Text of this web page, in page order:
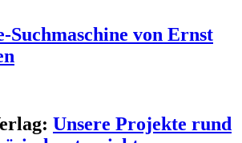
Suchmaschine von Ernst
Unsere Projekte rund